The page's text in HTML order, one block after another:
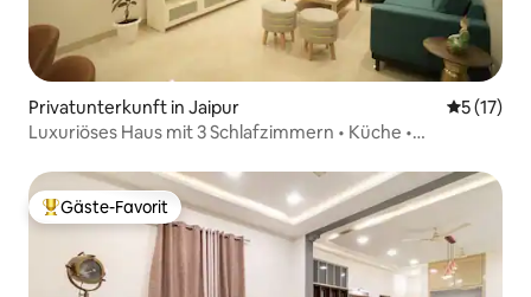
Privatunterkunft in Jaipur
5 (17)
Luxuriöses Haus mit 3 Schlafzimmern • Küche •
Beliebter Gäste-Favorit.
Gäste-Favorit